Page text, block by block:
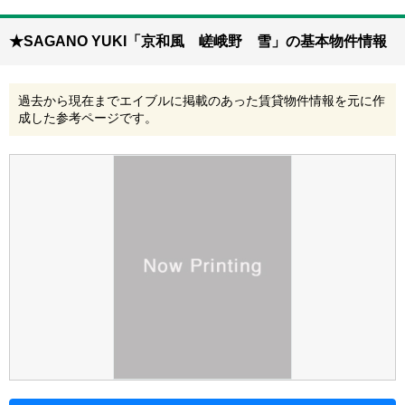
★SAGANO YUKI「京和風 嵯峨野 雪」の基本物件情報
過去から現在までエイブルに掲載のあった賃貸物件情報を元に作
成した参考ページです。